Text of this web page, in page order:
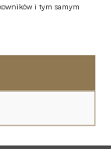
i tym samym